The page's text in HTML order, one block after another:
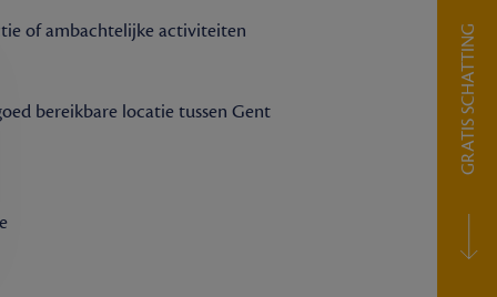
GRATIS SCHATTING
of ambachtelijke activiteiten
bereikbare locatie tussen Gent